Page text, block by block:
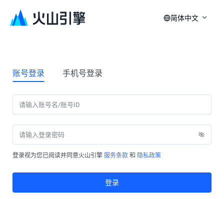
简体中文
账号登录 手机号登录
登录视为您已阅读并同意火山引擎 服务条款 和 隐私政策
登录